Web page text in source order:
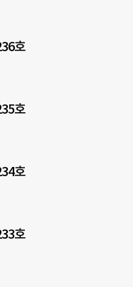
호
호
호
호